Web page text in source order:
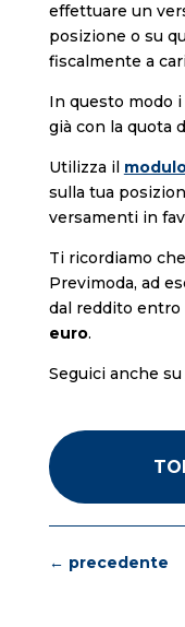
effettuare un
posizione o su
fiscalmente a
In questo modo
già con la quota
Utilizza il
sulla tua
versamenti in
Ti ricordiamo
Previmoda, ad
dal reddito entro
euro.
Seguici anche su
← precedente